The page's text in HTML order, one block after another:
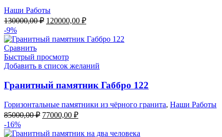
Наши Работы
130000,00₽ Первоначальная
составляла
120000,00 ₽Текущая
120000,00 ₽.
-9%
Сравнить
Быстрый просмотр
Добавить в список желаний
Гранитный памятник Габбро 122
Горизонтальные памятники из чёрного гранита, Наши Работы
85000,00₽ Первоначальная
составляла
77000,00 ₽Текущая
77000,00 ₽.
-16%